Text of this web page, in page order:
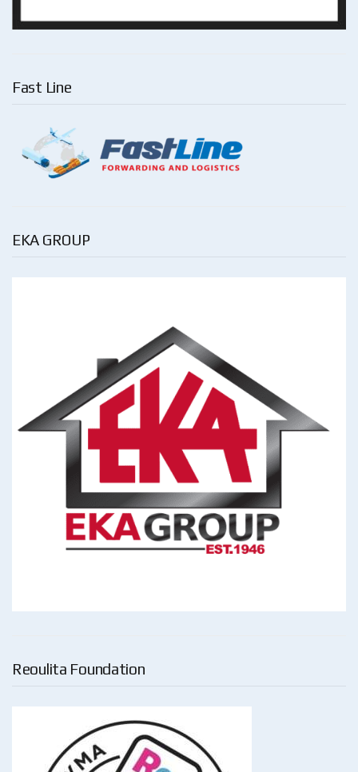
Fast Line
EKA GROUP
Reoulita Foundation